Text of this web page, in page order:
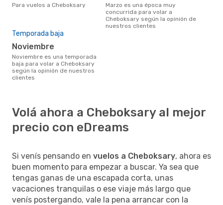
Para vuelos a Cheboksary
marzo es una época muy
concurrida para volar a
Cheboksary según la opinión de
nuestros clientes
Temporada baja
noviembre
noviembre es una temporada
baja para volar a Cheboksary
según la opinión de nuestros
clientes
Volá ahora a Cheboksary al mejor
precio con eDreams
Si venís pensando en vuelos a Cheboksary, ahora es
buen momento para empezar a buscar. Ya sea que
tengas ganas de una escapada corta, unas
vacaciones tranquilas o ese viaje más largo que
venís postergando, vale la pena arrancar con la